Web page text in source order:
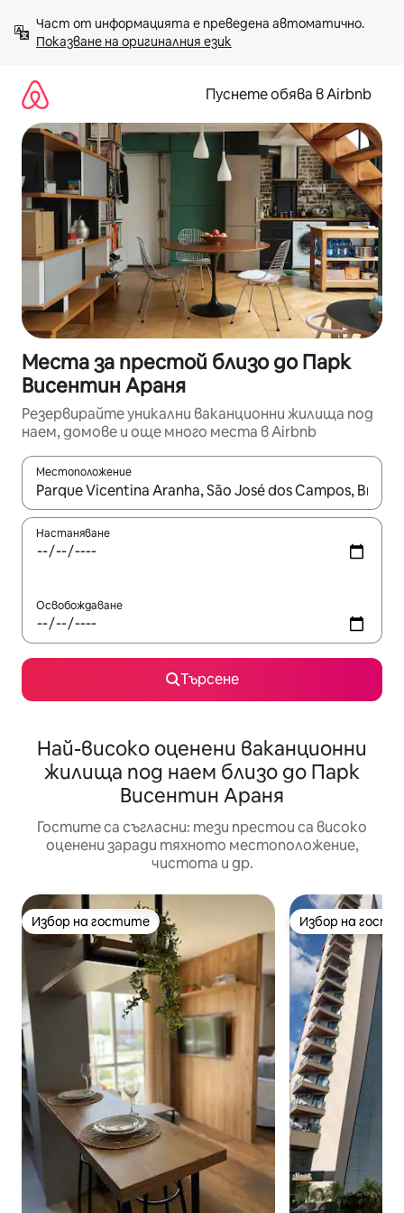
към
съдържанието
Показване на оригиналния език
Пуснете обява в Airbnb
Места за престой близо до Парк
Висентин Араня
Резервирайте уникални ваканционни жилища под
наем, домове и още много места в Airbnb
Местоположение
Когато резултатите се покажат, използвайте
Настаняване
Освобождаване
Търсене
Най-високо оценени ваканционни
жилища под наем близо до Парк
Висентин Араня
Гостите са съгласни: тези престои са високо
оценени заради тяхното местоположение,
чистота и др.
Избор на гостите
Избор на гостите Избор на
Избор на